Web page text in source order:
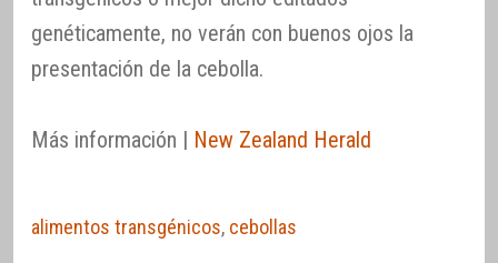
genéticamente, no verán con buenos ojos la
presentación de la cebolla.
Más información | New Zealand Herald
alimentos transgénicos, cebollas